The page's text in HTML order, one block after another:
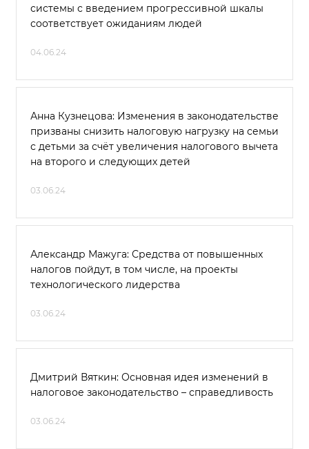
системы с введением прогрессивной шкалы
соответствует ожиданиям людей
04.06.24
Анна Кузнецова: Изменения в законодательстве
призваны снизить налоговую нагрузку на семьи
с детьми за счёт увеличения налогового вычета
на второго и следующих детей
03.06.24
Александр Мажуга: Средства от повышенных
налогов пойдут, в том числе, на проекты
технологического лидерства
03.06.24
Дмитрий Вяткин: Основная идея изменений в
налоговое законодательство – справедливость
03.06.24